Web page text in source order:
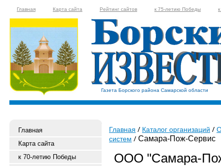
Главная Карта сайта Рейтинг сайтов к 75-летию Победы
Газета Борского района Самарской области
Главная
Карта сайта
к 70-летию Победы
Главная Каталог организаций
систем
Самара-Пож-Сервис
ООО "Самара-